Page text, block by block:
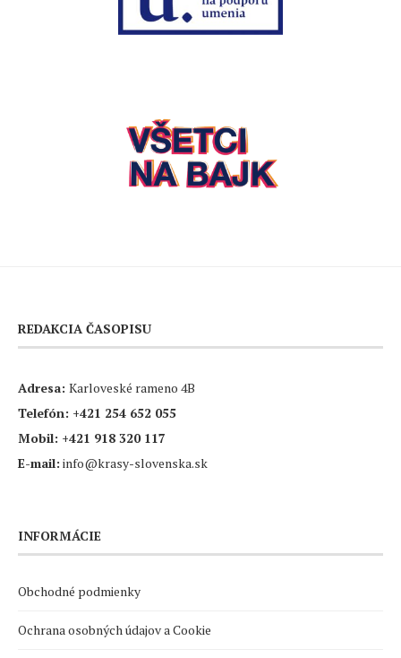
REDAKCIA ČASOPISU
Adresa: Karloveské rameno 4B
Telefón: +421 254 652 055
Mobil: +421 918 320 117
E-mail: info@krasy-slovenska.sk
INFORMÁCIE
Obchodné podmienky
Ochrana osobných údajov a Cookie